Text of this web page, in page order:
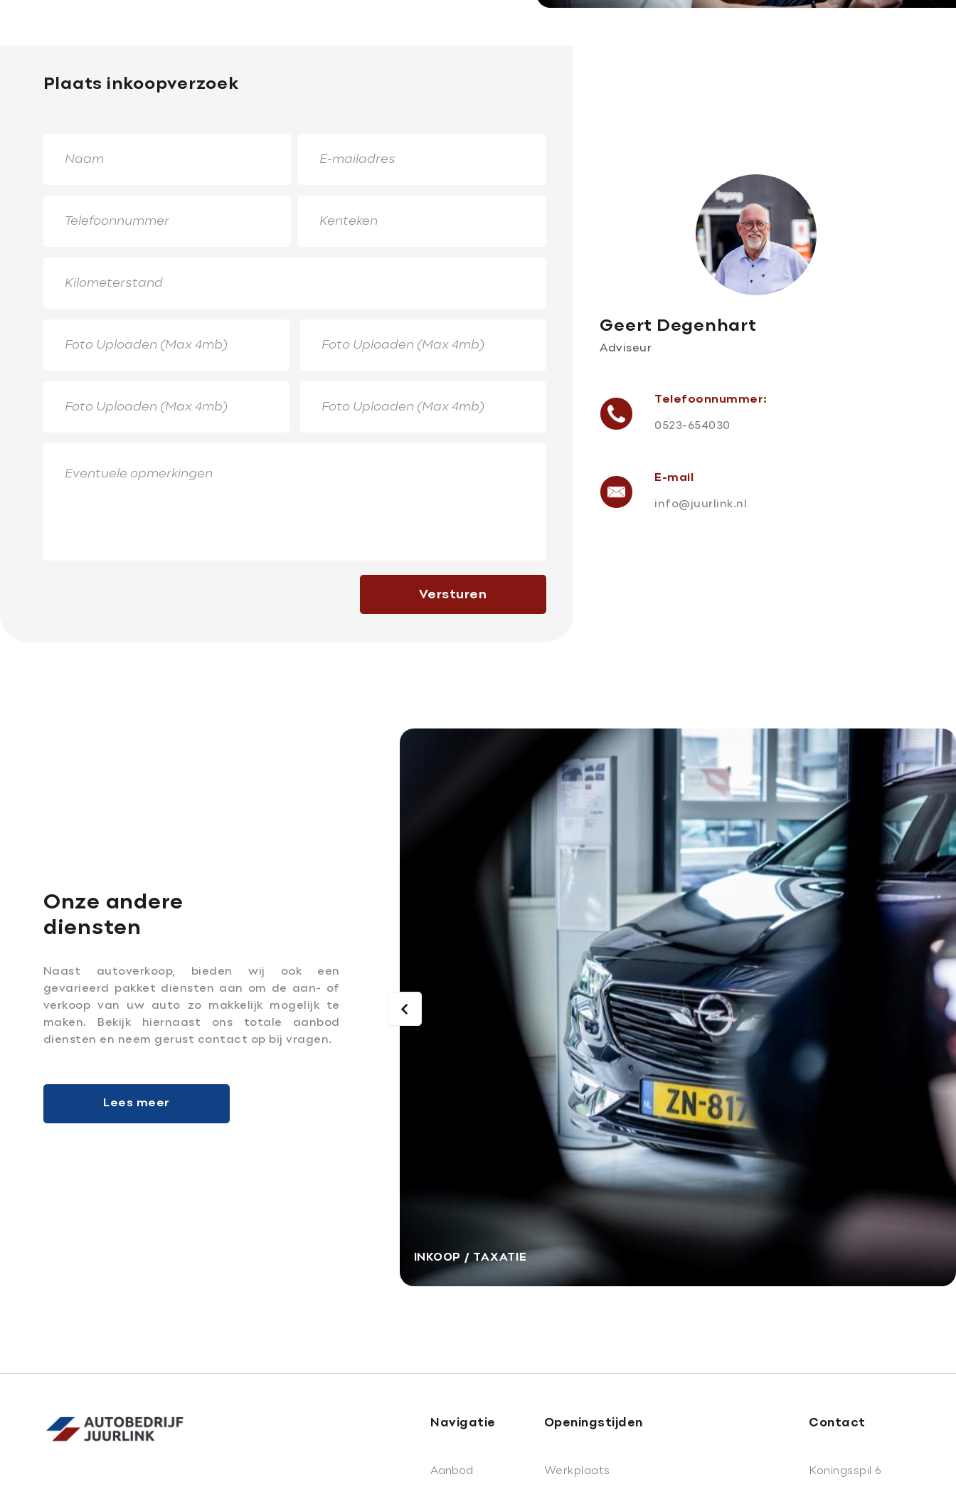
Plaats inkoopverzoek
Foto Uploaden (Max 4mb) Foto Uploaden (Max 4mb)
Foto Uploaden (Max 4mb) Foto Uploaden (Max 4mb)
Versturen
Geert Degenhart
Adviseur
Telefoonnummer:
0523-654030
E-mail
info@juurlink.nl
Onze andere
diensten
Naast autoverkoop, bieden wij ook een
gevarieerd pakket diensten aan om de aan- of
verkoop van uw auto zo makkelijk mogelijk te
maken. Bekijk hiernaast ons totale aanbod
diensten en neem gerust contact op bij vragen.
Lees meer
INKOOP / TAXATIE
Navigatie
Aanbod
Openingstijden
Werkplaats
Contact
Koningsspil 6